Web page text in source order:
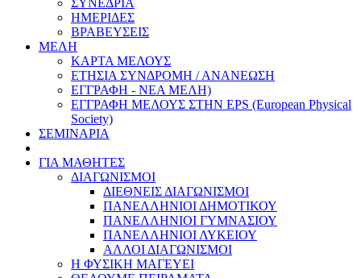
ΣΥΝΕΔΡΙΑ
ΗΜΕΡΙΔΕΣ
ΒΡΑΒΕΥΣΕΙΣ
ΜΕΛΗ
ΚΑΡΤΑ ΜΕΛΟΥΣ
ΕΤΗΣΙΑ ΣΥΝΔΡΟΜΗ / ΑΝΑΝΕΩΣΗ
ΕΓΓΡΑΦΗ - ΝΕΑ ΜΕΛΗ)
ΕΓΓΡΑΦΗ ΜΕΛΟΥΣ ΣΤΗΝ EPS (European Physical
Society)
ΣΕΜΙΝΑΡΙΑ
ΓΙΑ ΜΑΘΗΤΕΣ
ΔΙΑΓΩΝΙΣΜΟΙ
ΔΙΕΘΝΕΙΣ ΔΙΑΓΩΝΙΣΜΟΙ
ΠΑΝΕΛΛΗΝΙΟΙ ΔΗΜΟΤΙΚΟΥ
ΠΑΝΕΛΛΗΝΙΟΙ ΓΥΜΝΑΣΙΟΥ
ΠΑΝΕΛΛΗΝΙΟΙ ΛΥΚΕΙΟΥ
ΑΛΛΟΙ ΔΙΑΓΩΝΙΣΜΟΙ
Η ΦΥΣΙΚΗ ΜΑΓΕΥΕΙ